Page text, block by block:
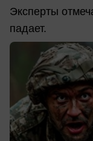
Эксперты
падает.